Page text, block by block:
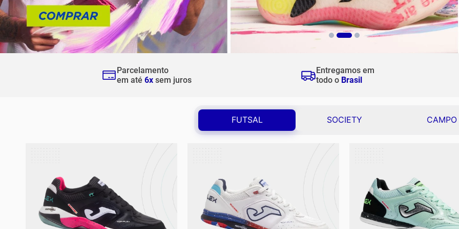
Vestidos
Shorts e Bermudas
Parcelamento
em até 6x sem juros
Entregamos em
todo o Brasil
FUTSAL SOCIETY CAMPO
10 top flex rebound